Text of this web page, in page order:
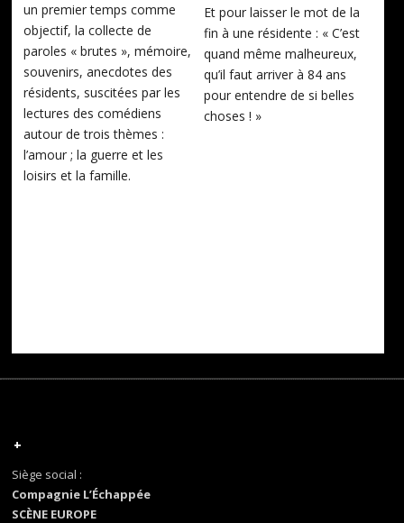
un premier temps comme
objectif, la collecte de
paroles « brutes », mémoire,
souvenirs, anecdotes des
résidents, suscitées par les
lectures des comédiens
autour de trois thèmes :
l’amour ; la guerre et les
loisirs et la famille.
Et pour laisser le mot de la
fin à une résidente : « C’est
quand même malheureux,
qu’il faut arriver à 84 ans
pour entendre de si belles
choses ! »
+
Siège social :
Compagnie L’Échappée
SCÈNE EUROPE